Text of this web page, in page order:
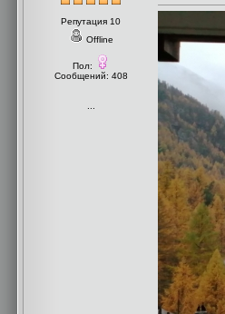
Репутация 10
Offline
Пол:
Сообщений: 408